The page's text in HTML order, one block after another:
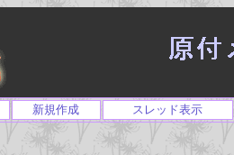
新規作成 スレッド表示